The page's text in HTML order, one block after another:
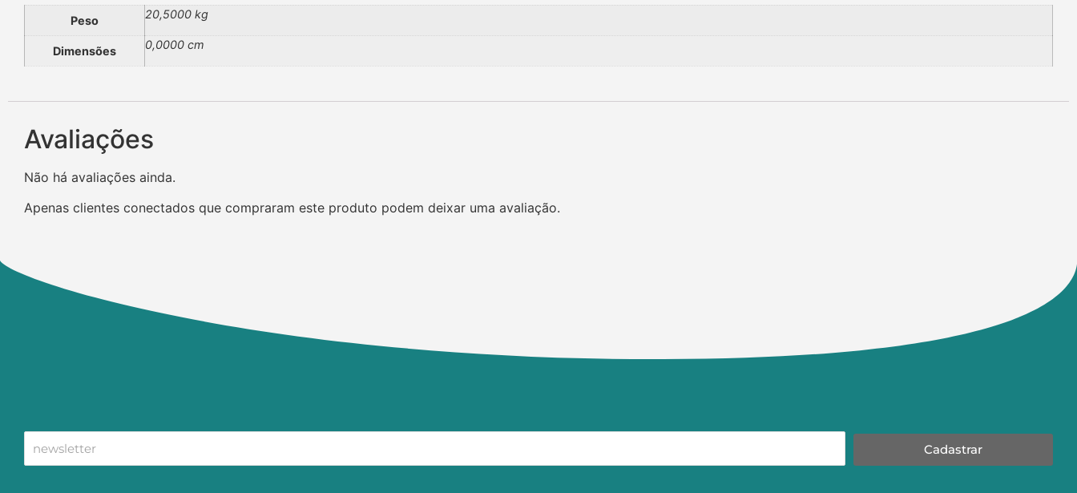
Peso 20,5000 kg
Dimensões 0,0000 cm
Avaliações
Não há avaliações ainda.
Apenas clientes conectados que compraram este produto podem deixar uma avaliação.
Cadastrar